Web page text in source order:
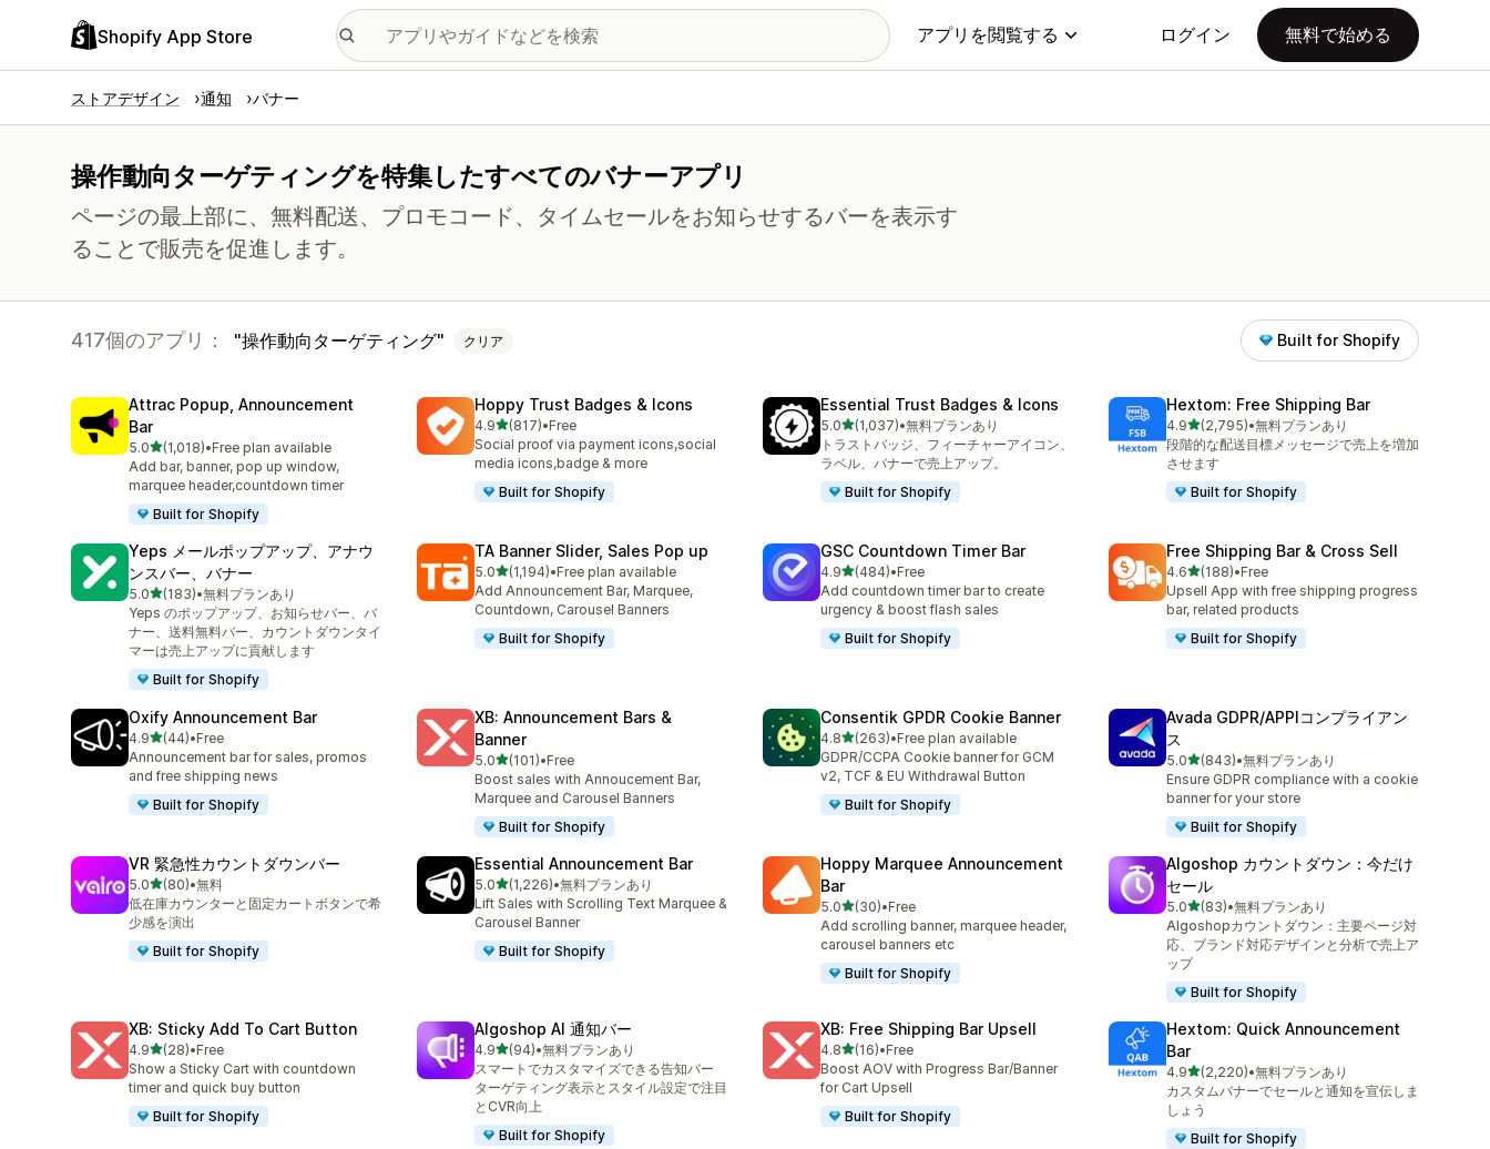
Shopify App Store アプリを閲覧する ログイン 無料で始める
ストアデザイン 通知 バナー
操作動向ターゲティングを特集したすべてのバナーアプリ
ページの最上部に、無料配送、プロモコード、タイムセールをお知らせするバーを表示す
ることで販売を促進します。
417個のアプリ： 操作動向ターゲティング クリア Built for Shopify
Attrac Popup, Announcement
Bar
5.05つ星中
(1,018)
合計レビュー数：1018件
•Free plan available
Add bar, banner, pop up window,
marquee header,countdown timer
Built for Shopify
Hoppy Trust Badges & Icons
4.95つ星中
(817)
合計レビュー数：817件
•Free
Social proof via payment icons,social
media icons,badge & more
Built for Shopify
Essential Trust Badges & Icons
5.05つ星中
(1,037)
合計レビュー数：1037件
•無料プランあり
トラストバッジ、フィーチャーアイコン、
ラベル、バナーで売上アップ。
Built for Shopify
Hextom: Free Shipping Bar
4.95つ星中
(2,795)
合計レビュー数：2795件
•無料プランあり
段階的な配送目標メッセージで売上を増加
させます
Built for Shopify
Yeps メールポップアップ、アナウ
ンスバー、バナー
5.05つ星中
(183)
合計レビュー数：183件
•無料プランあり
Yeps のポップアップ、お知らせバー、バ
ナー、送料無料バー、カウントダウンタイ
マーは売上アップに貢献します
Built for Shopify
TA Banner Slider, Sales Pop up
5.05つ星中
(1,194)
合計レビュー数：1194件
•Free plan available
Add Announcement Bar, Marquee,
Countdown, Carousel Banners
Built for Shopify
GSC Countdown Timer Bar
4.95つ星中
(484)
合計レビュー数：484件
•Free
Add countdown timer bar to create
urgency & boost flash sales
Built for Shopify
Free Shipping Bar & Cross Sell
4.65つ星中
(188)
合計レビュー数：188件
•Free
Upsell App with free shipping progress
bar, related products
Built for Shopify
Oxify Announcement Bar
4.95つ星中
(44)
合計レビュー数：44件
•Free
Announcement bar for sales, promos
and free shipping news
Built for Shopify
XB: Announcement Bars &
Banner
5.05つ星中
(101)
合計レビュー数：101件
•Free
Boost sales with Annoucement Bar,
Marquee and Carousel Banners
Built for Shopify
Consentik GPDR Cookie Banner
4.85つ星中
(263)
合計レビュー数：263件
•Free plan available
GDPR/CCPA Cookie banner for GCM
v2, TCF & EU Withdrawal Button
Built for Shopify
Avada GDPR/APPIコンプライアン
ス
5.05つ星中
(843)
合計レビュー数：843件
•無料プランあり
Ensure GDPR compliance with a cookie
banner for your store
Built for Shopify
VR 緊急性カウントダウンバー
5.05つ星中
(80)
合計レビュー数：80件
•無料
低在庫カウンターと固定カートボタンで希
少感を演出
Built for Shopify
Essential Announcement Bar
5.05つ星中
(1,226)
合計レビュー数：1226件
•無料プランあり
Lift Sales with Scrolling Text Marquee &
Carousel Banner
Built for Shopify
Hoppy Marquee Announcement
Bar
5.05つ星中
(30)
合計レビュー数：30件
•Free
Add scrolling banner, marquee header,
carousel banners etc
Built for Shopify
Algoshop カウントダウン：今だけ
セール
5.05つ星中
(83)
合計レビュー数：83件
•無料プランあり
Algoshopカウントダウン：主要ページ対
応、ブランド対応デザインと分析で売上ア
ップ
Built for Shopify
XB: Sticky Add To Cart Button
4.95つ星中
(28)
合計レビュー数：28件
•Free
Show a Sticky Cart with countdown
timer and quick buy button
Built for Shopify
Algoshop AI 通知バー
4.95つ星中
(94)
合計レビュー数：94件
•無料プランあり
スマートでカスタマイズできる告知バー
ターゲティング表示とスタイル設定で注目
とCVR向上
Built for Shopify
XB: Free Shipping Bar Upsell
4.85つ星中
(16)
合計レビュー数：16件
•Free
Boost AOV with Progress Bar/Banner
for Cart Upsell
Built for Shopify
Hextom: Quick Announcement
Bar
4.95つ星中
(2,220)
合計レビュー数：2220件
•無料プランあり
カスタムバナーでセールと通知を宣伝しま
しょう
Built for Shopify